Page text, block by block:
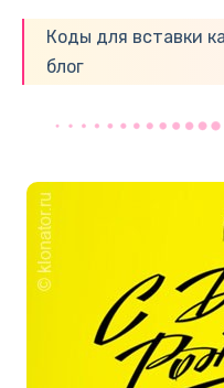
Коды для вставки
блог